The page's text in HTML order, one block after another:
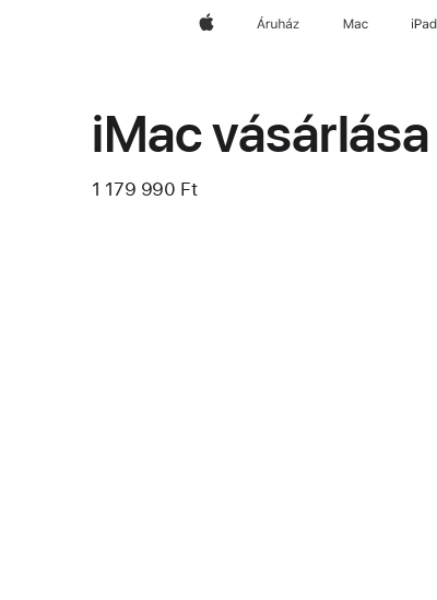
AppleÁruház Mac iPad
iMac vásárlása
1 179 990 Ft